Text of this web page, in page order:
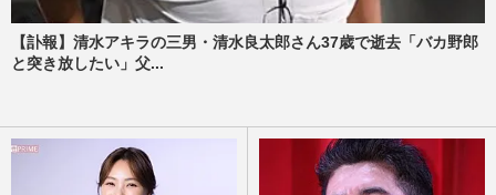
【訃報】清水アキラの三男・清水良太郎さん37歳で逝去「バカ野郎
と突き放したい」父...